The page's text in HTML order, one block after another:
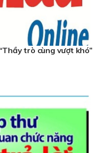
trò cùng vượt khó”